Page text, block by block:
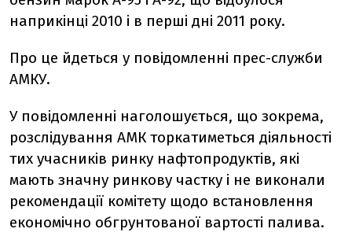
наприкінці 2010 і в перші дні 2011 року.
Про це йдеться у повідомленні прес-служби
АМКУ.
У повідомленні наголошується, що зокрема,
розслідування АМК торкатиметься діяльності
тих учасників ринку нафтопродуктів, які
мають значну ринкову частку і не виконали
рекомендації комітету щодо встановлення
економічно обгрунтованої вартості палива.